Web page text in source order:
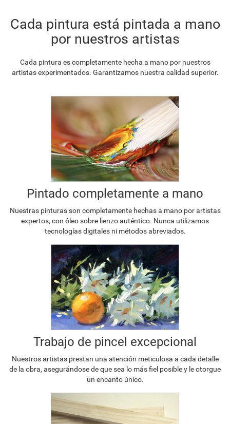
Cada pintura está pintada a mano
por nuestros artistas
Cada pintura es completamente hecha a mano por nuestros
artistas experimentados. Garantizamos nuestra calidad superior.
Pintado completamente a mano
Nuestras pinturas son completamente hechas a mano por artistas
expertos, con óleo sobre lienzo auténtico. Nunca utilizamos
tecnologías digitales ni métodos abreviados.
Trabajo de pincel excepcional
Nuestros artistas prestan una atención meticulosa a cada detalle
de la obra, asegurándose de que sea lo más fiel posible y le otorgue
un encanto único.